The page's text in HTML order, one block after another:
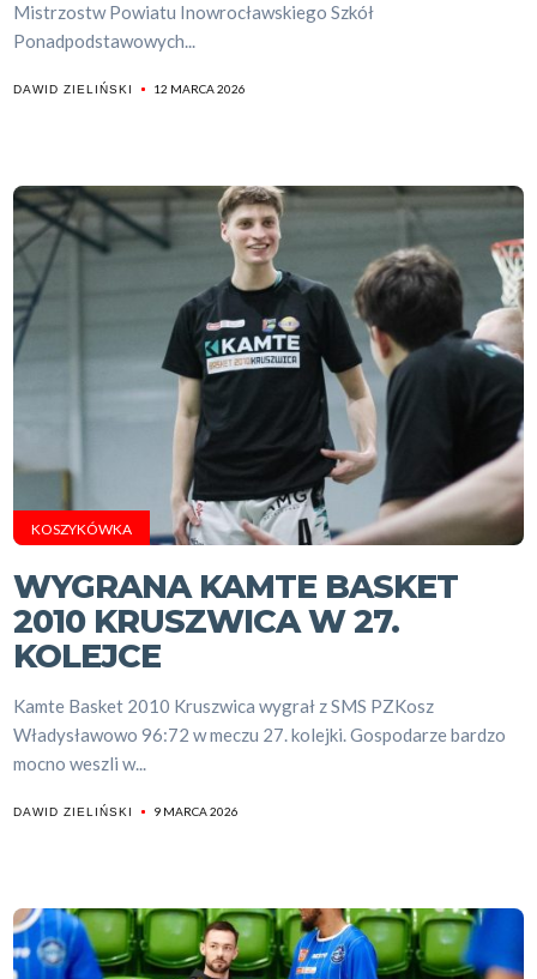
Mistrzostw Powiatu Inowrocławskiego Szkół
Ponadpodstawowych...
DAWID ZIELIŃSKI 12 MARCA 2026
KOSZYKÓWKA
WYGRANA KAMTE BASKET
2010 KRUSZWICA W 27.
KOLEJCE
Kamte Basket 2010 Kruszwica wygrał z SMS PZKosz
Władysławowo 96:72 w meczu 27. kolejki. Gospodarze bardzo
mocno weszli w...
DAWID ZIELIŃSKI 9 MARCA 2026